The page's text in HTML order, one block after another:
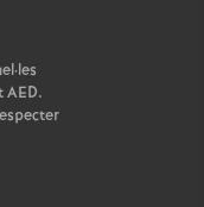
·les
AED.